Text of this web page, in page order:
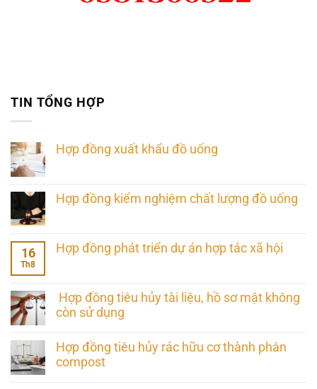
TIN TỔNG HỢP
Hợp đồng xuất khẩu đồ uống
Hợp đồng kiểm nghiệm chất lượng đồ uống
16
Th8
Hợp đồng phát triển dự án hợp tác xã hội
Hợp đồng tiêu hủy tài liệu, hồ sơ mật không
còn sử dụng
Hợp đồng tiêu hủy rác hữu cơ thành phân
compost